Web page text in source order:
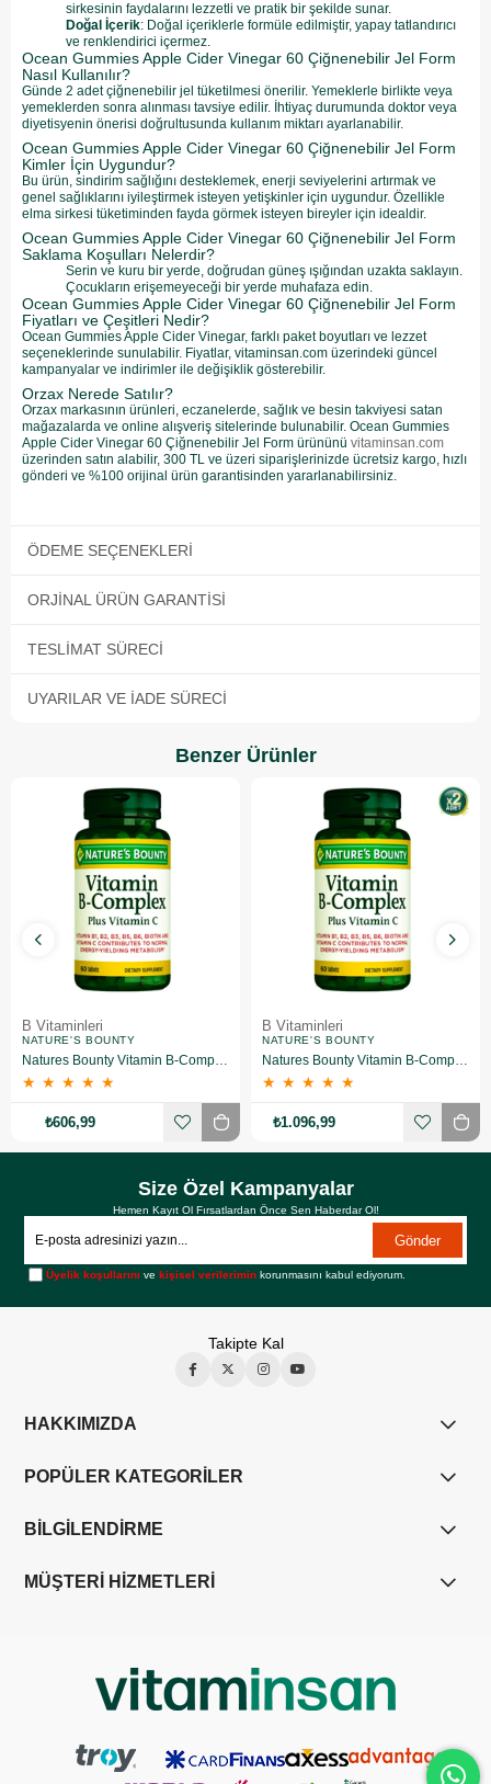
sirkesinin faydalarını lezzetli ve pratik bir şekilde sunar.
Doğal İçerik: Doğal içeriklerle formüle edilmiştir, yapay tatlandırıcı
ve renklendirici içermez.
Ocean Gummies Apple Cider Vinegar 60 Çiğnenebilir Jel Form
Nasıl Kullanılır?
Günde 2 adet çiğnenebilir jel tüketilmesi önerilir. Yemeklerle birlikte veya
yemeklerden sonra alınması tavsiye edilir. İhtiyaç durumunda doktor veya
diyetisyenin önerisi doğrultusunda kullanım miktarı ayarlanabilir.
Ocean Gummies Apple Cider Vinegar 60 Çiğnenebilir Jel Form
Kimler İçin Uygundur?
Bu ürün, sindirim sağlığını desteklemek, enerji seviyelerini artırmak ve
genel sağlıklarını iyileştirmek isteyen yetişkinler için uygundur. Özellikle
elma sirkesi tüketiminden fayda görmek isteyen bireyler için idealdir.
Ocean Gummies Apple Cider Vinegar 60 Çiğnenebilir Jel Form
Saklama Koşulları Nelerdir?
Serin ve kuru bir yerde, doğrudan güneş ışığından uzakta saklayın.
Çocukların erişemeyeceği bir yerde muhafaza edin.
Ocean Gummies Apple Cider Vinegar 60 Çiğnenebilir Jel Form
Fiyatları ve Çeşitleri Nedir?
Ocean Gummies Apple Cider Vinegar, farklı paket boyutları ve lezzet
seçeneklerinde sunulabilir. Fiyatlar, vitaminsan.com üzerindeki güncel
kampanyalar ve indirimler ile değişiklik gösterebilir.
Orzax Nerede Satılır?
Orzax markasının ürünleri, eczanelerde, sağlık ve besin takviyesi satan
mağazalarda ve online alışveriş sitelerinde bulunabilir. Ocean Gummies
Apple Cider Vinegar 60 Çiğnenebilir Jel Form ürününü vitaminsan.com
üzerinden satın alabilir, 300 TL ve üzeri siparişlerinizde ücretsiz kargo, hızlı
gönderi ve %100 orijinal ürün garantisinden yararlanabilirsiniz.
ÖDEME SEÇENEKLERI
ORJINAL ÜRÜN GARANTISI
TESLIMAT SÜRECI
UYARILAR VE İADE SÜRECI
Benzer Ürünler
B Vitaminleri
NATURE'S BOUNTY
Natures Bounty Vitamin B-Complex Plus Takviye Edici Gıda 60 Tablet
★ ★ ★ ★ ★
₺606,99
B Vitaminleri
NATURE'S BOUNTY
Natures Bounty Vitamin B-Complex Plus Takviye Edici Gıda 60 Tablet 2 Adet
★ ★ ★ ★ ★
₺1.096,99
Size Özel Kampanyalar
Hemen Kayıt Ol Fırsatlardan Önce Sen Haberdar Ol!
Gönder
Üyelik koşullarını vekişisel verilerimin korunmasını kabul ediyorum.
Takipte Kal
HAKKIMIZDA
POPÜLER KATEGORİLER
BİLGİLENDİRME
MÜŞTERİ HİZMETLERİ